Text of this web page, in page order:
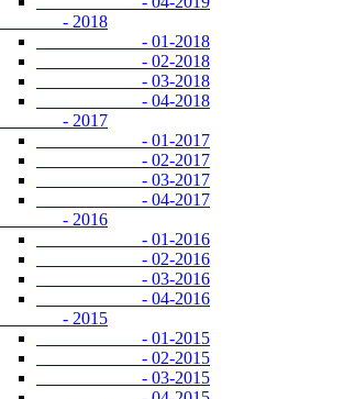
- 2018
- 01-2018
- 02-2018
- 03-2018
- 04-2018
- 2017
- 01-2017
- 02-2017
- 03-2017
- 04-2017
- 2016
- 01-2016
- 02-2016
- 03-2016
- 04-2016
- 2015
- 01-2015
- 02-2015
- 03-2015